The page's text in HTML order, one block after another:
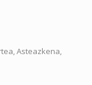
Asteazkena,